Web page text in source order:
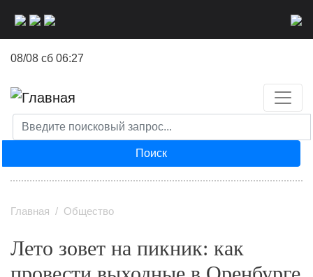
08/08 сб 06:27
Поиск
Главная Общество
Лето зовет на пикник: как